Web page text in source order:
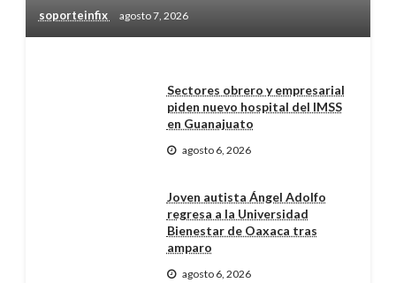
soporteinfix agosto 7, 2026
Sectores obrero y empresarial
piden nuevo hospital del IMSS
en Guanajuato
agosto 6, 2026
Joven autista Ángel Adolfo
regresa a la Universidad
Bienestar de Oaxaca tras
amparo
agosto 6, 2026